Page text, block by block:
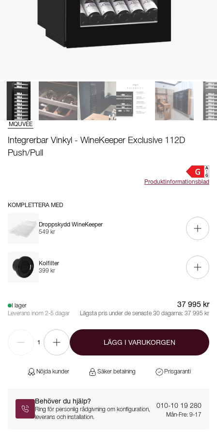
MQUVÉE
Integrerbar Vinkyl - WineKeeper Exclusive 112D
Push/Pull
Produktinformationsblad
KOMPLETTERA MED
Droppskydd WineKeeper
549 kr
Kolfilter
399 kr
I lager
Leverans inom 2-5 dagar
37 995 kr
Lägsta pris under de senaste 30 dagarna: 37 995 kr
1 LÄGG I VARUKORGEN
Nöjda kunder Säker betalning Prisgaranti
Behöver du hjälp?
Ring för personlig rådgivning om konfiguration,
leverans och installation.
010-10 19 280
Mån-Fre: 9-17